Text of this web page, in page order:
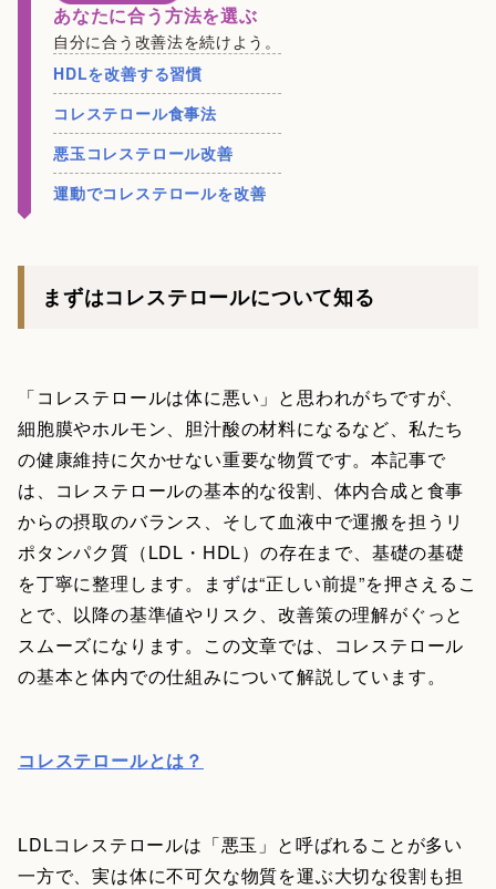
あなたに合う方法を選ぶ
自分に合う改善法を続けよう。
HDLを改善する習慣
コレステロール食事法
悪玉コレステロール改善
運動でコレステロールを改善
まずはコレステロールについて知る
「コレステロールは体に悪い」と思われがちですが、
細胞膜やホルモン、胆汁酸の材料になるなど、私たち
の健康維持に欠かせない重要な物質です。本記事で
は、コレステロールの基本的な役割、体内合成と食事
からの摂取のバランス、そして血液中で運搬を担うリ
ポタンパク質（LDL・HDL）の存在まで、基礎の基礎
を丁寧に整理します。まずは“正しい前提”を押さえるこ
とで、以降の基準値やリスク、改善策の理解がぐっと
スムーズになります。この文章では、コレステロール
の基本と体内での仕組みについて解説しています。
コレステロールとは？
LDLコレステロールは「悪玉」と呼ばれることが多い
一方で、実は体に不可欠な物質を運ぶ大切な役割も担